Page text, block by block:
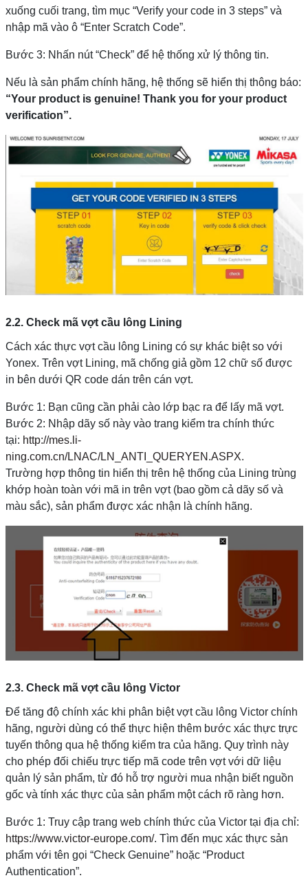
xuống cuối trang, tìm mục “Verify your code in 3 steps” và
nhập mã vào ô “Enter Scratch Code”.
Bước 3: Nhấn nút “Check” để hệ thống xử lý thông tin.
Nếu là sản phẩm chính hãng, hệ thống sẽ hiển thị thông báo:
“Your product is genuine! Thank you for your product
verification”.
2.2. Check mã vợt cầu lông Lining
Cách xác thực vợt cầu lông Lining có sự khác biệt so với
Yonex. Trên vợt Lining, mã chống giả gồm 12 chữ số được
in bên dưới QR code dán trên cán vợt.
Bước 1: Bạn cũng cần phải cào lớp bạc ra để lấy mã vợt.
Bước 2: Nhập dãy số này vào trang kiểm tra chính thức
tại: http://mes.li-
ning.com.cn/LNAC/LN_ANTI_QUERYEN.ASPX.
Trường hợp thông tin hiển thị trên hệ thống của Lining trùng
khớp hoàn toàn với mã in trên vợt (bao gồm cả dãy số và
màu sắc), sản phẩm được xác nhận là chính hãng.
2.3. Check mã vợt cầu lông Victor
Để tăng độ chính xác khi phân biệt vợt cầu lông Victor chính
hãng, người dùng có thể thực hiện thêm bước xác thực trực
tuyến thông qua hệ thống kiểm tra của hãng. Quy trình này
cho phép đối chiếu trực tiếp mã code trên vợt với dữ liệu
quản lý sản phẩm, từ đó hỗ trợ người mua nhận biết nguồn
gốc và tính xác thực của sản phẩm một cách rõ ràng hơn.
Bước 1: Truy cập trang web chính thức của Victor tại địa chỉ:
https://www.victor-europe.com/. Tìm đến mục xác thực sản
phẩm với tên gọi “Check Genuine” hoặc “Product
Authentication”.